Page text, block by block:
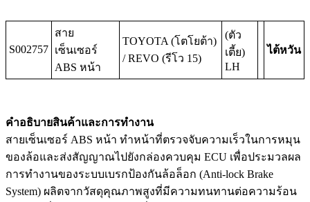
S002757
สาย
เซ็นเซอร์
ABS หน้า
TOYOTA (โตโยต้า)
/ REVO (รีโว 15)
(ตัว
เตี้ย)
LH
ไต้หวัน
คำอธิบายสินค้าและการทำงาน
สายเซ็นเซอร์ ABS หน้า ทำหน้าที่ตรวจจับความเร็วในการหมุน
ของล้อและส่งสัญญาณไปยังกล่องควบคุม ECU เพื่อประมวลผล
การทำงานของระบบเบรกป้องกันล้อล็อก (Anti-lock Brake
System) ผลิตจากวัสดุคุณภาพสูงที่มีความทนทานต่อความร้อน